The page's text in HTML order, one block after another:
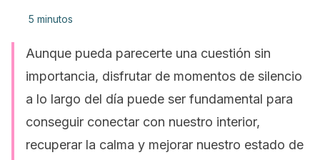
5 minutos
Aunque pueda parecerte una cuestión sin
importancia, disfrutar de momentos de silencio
a lo largo del día puede ser fundamental para
conseguir conectar con nuestro interior,
recuperar la calma y mejorar nuestro estado de